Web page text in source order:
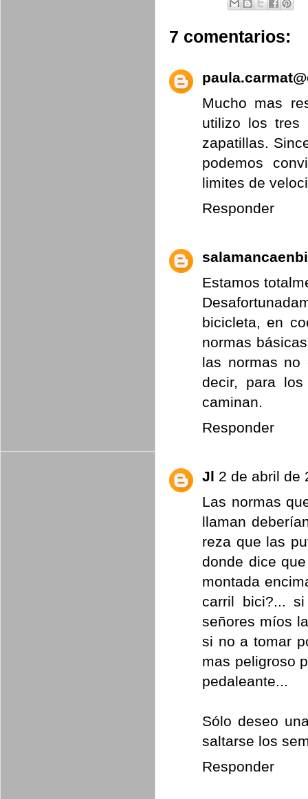
7 comentarios:
Mucho mas
utilizo los tres
zapatillas.
podemos
limites de
Responder
Estamos
bicicleta, en
normas
las normas no
decir, para
caminan.
Responder
Jl 2 de abril de
Las normas
llaman
reza que las
donde dice
montada
carril bici?...
señores míos
si no a tomar
mas peligroso
pedaleante...
Sólo deseo
saltarse los
Responder